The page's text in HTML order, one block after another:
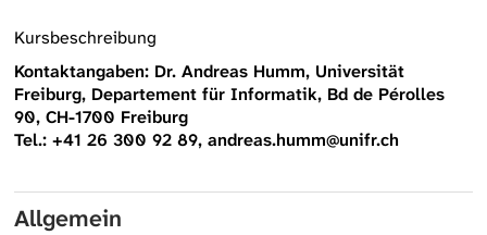
Kursbeschreibung
Kontaktangaben: Dr. Andreas Humm, Universität
Freiburg, Departement für Informatik, Bd de Pérolles
90, CH-1700 Freiburg
Tel.: +41 26 300 92 89, andreas.humm@unifr.ch
Allgemein